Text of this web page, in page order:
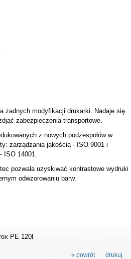
żadnych modyfikacji drukarki. Nadaje się
zabezpieczenia transportowe.
z nowych podzespołów w
zarządzania jakością - ISO 9001 i
ISO 14001.
pozwala uzyskiwać kontrastowe wydruki
odwzorowaniu barw.
PE 120l
drukuj
« powrót